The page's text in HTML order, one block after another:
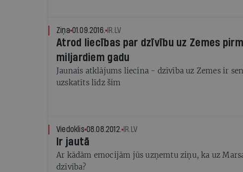
Ziņa 01.09.2016. IR.LV
Atrod liecības par dzīvību uz Zemes
miljardiem gadu
Jaunais atklājums liecina - dzīvība uz Zemes ir
uzskatīts līdz šim
Viedoklis 08.08.2012. IR.LV
Ir jautā
Ar kādām emocijām jūs uzņemtu ziņu, ka uz
dzīvība?